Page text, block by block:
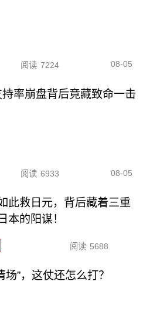
阅读 7224 08-05
率崩盘背后竟藏致命一击
阅读 6933 08-05
此救日元，背后藏着三重
本的阳谋！
阅读 5688
”，这仗还怎么打？